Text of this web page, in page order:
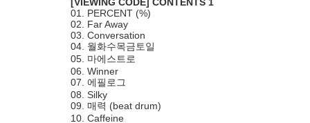
01. PERCENT (%)
02. Far Away
03. Conversation
04. 월화수목금토일
05. 마에스트로
06. Winner
07. 에필로그
08. Silky
09. 매력 (beat drum)
10. Caffeine